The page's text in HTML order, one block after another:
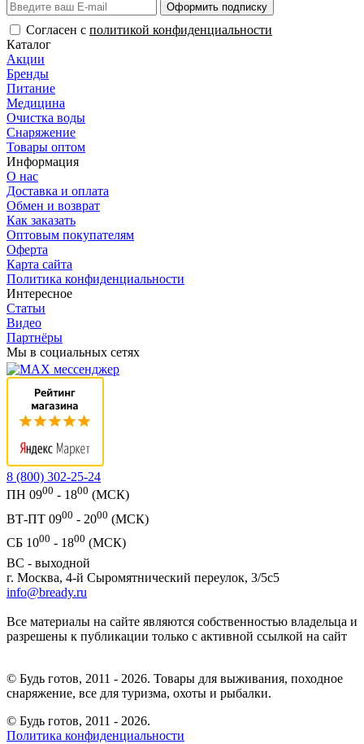
Оформить подписку
Согласен с политикой конфиденциальности
Каталог
Акции
Бренды
Питание
Медицина
Очистка воды
Снаряжение
Товары оптом
Информация
О нас
Доставка и оплата
Обмен и возврат
Как заказать
Оптовым покупателям
Оферта
Карта сайта
Политика конфиденциальности
Интересное
Статьи
Видео
Партнёры
Мы в социальных сетях
8 (800) 302-25-24
ПН 0900 - 1800 (МСК)
ВТ-ПТ 0900 - 2000 (МСК)
СБ 1000 - 1800 (МСК)
ВС - выходной
г. Москва, 4-й Сыромятнический переулок, 3/5с5
info@bready.ru
Все материалы на сайте являются собственностью владельца и
разрешены к публикации только с активной ссылкой на сайт
© Будь готов, 2011 - 2026. Товары для выживания, походное
снаряжение, все для туризма, охоты и рыбалки.
© Будь готов, 2011 - 2026.
Политика конфиденциальности